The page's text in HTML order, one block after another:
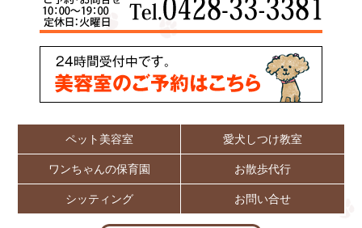
ペット美容室 愛犬しつけ教室
ワンちゃんの保育園 お散歩代行
シッティング お問い合せ